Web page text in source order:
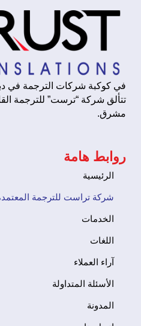
في كوكبة شركات الترجمة في
تتألق شركة “ترست” للترجمة
مشرق.
روابط هامة
الرئيسية
شركة تراست للترجمة المعتمدة
الخدمات
اللغات
آراء العملاء
الأسئلة المتداولة
المدونة